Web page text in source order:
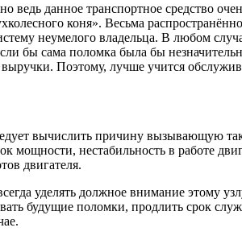
ведь данное транспортное средство
коня». Весьма
неумелого владельца. В любом
бы сама поломка была бы
Поэтому, лучше учится
вычислить причину вызывающую
нестабильность в работе
двигателя.
уделять должное внимание этому
будущие поломки, продлить срок